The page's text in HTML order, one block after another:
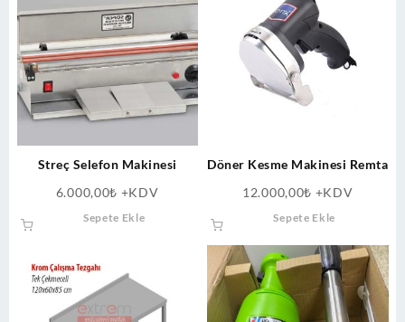
Streç Selefon Makinesi
6.000,00₺ +KDV
Sepete Ekle
Döner Kesme Makinesi Remta
12.000,00₺ +KDV
Sepete Ekle